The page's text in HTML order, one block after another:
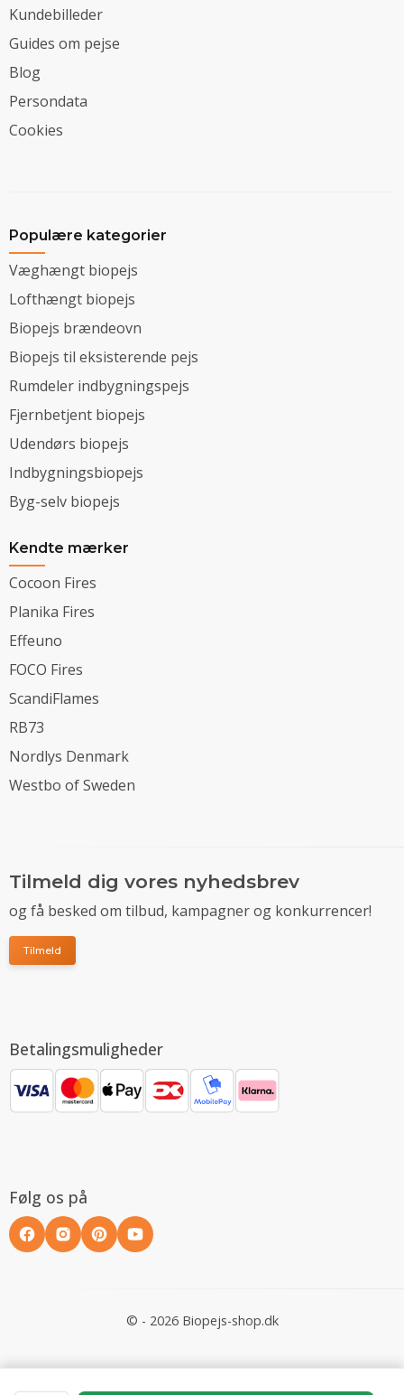
Kundebilleder
Guides om pejse
Blog
Persondata
Cookies
Populære kategorier
Væghængt biopejs
Lofthængt biopejs
Biopejs brændeovn
Biopejs til eksisterende pejs
Rumdeler indbygningspejs
Fjernbetjent biopejs
Udendørs biopejs
Indbygningsbiopejs
Byg-selv biopejs
Kendte mærker
Cocoon Fires
Planika Fires
Effeuno
FOCO Fires
ScandiFlames
RB73
Nordlys Denmark
Westbo of Sweden
Tilmeld dig vores nyhedsbrev
og få besked om tilbud, kampagner og konkurrencer!
Tilmeld
Betalingsmuligheder
Følg os på
© - 2026 Biopejs-shop.dk